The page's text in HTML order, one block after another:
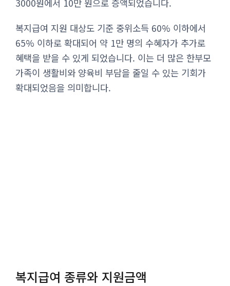
3000원에서 10만 원으로 증액되었습니다.
복지급여 지원 대상도 기준 중위소득 60% 이하에서
65% 이하로 확대되어 약 1만 명의 수혜자가 추가로
혜택을 받을 수 있게 되었습니다. 이는 더 많은 한부모
가족이 생활비와 양육비 부담을 줄일 수 있는 기회가
확대되었음을 의미합니다.
복지급여 종류와 지원금액